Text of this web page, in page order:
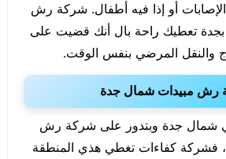
أو إذا فيه أطفال. شركة رش
بجدة تعطيك راحة بال أنك قضيت على
والنقل المرضي بنفس الوقت.
رش مبيدات شمال جدة
شمال جدة وبتدور على شركة رش
فشركة كفاءات تغطي هذي المنطقة